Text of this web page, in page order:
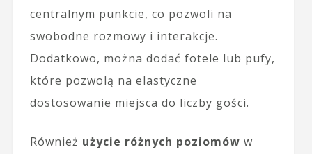
centralnym punkcie, co pozwoli na
swobodne rozmowy i interakcje.
Dodatkowo, można dodać fotele lub pufy,
które pozwolą na elastyczne
dostosowanie miejsca do liczby gości.
Również użycie różnych poziomów w